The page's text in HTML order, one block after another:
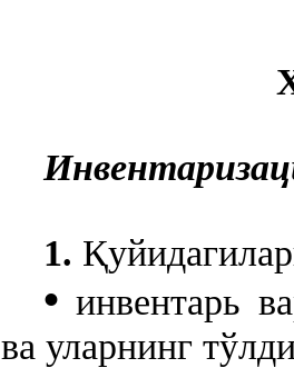
1. Қ
• инвентарь
ва уларнинг